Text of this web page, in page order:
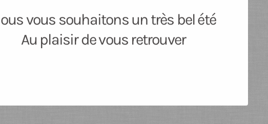
vous souhaitons un très bel été
Au plaisir de vous retrouver